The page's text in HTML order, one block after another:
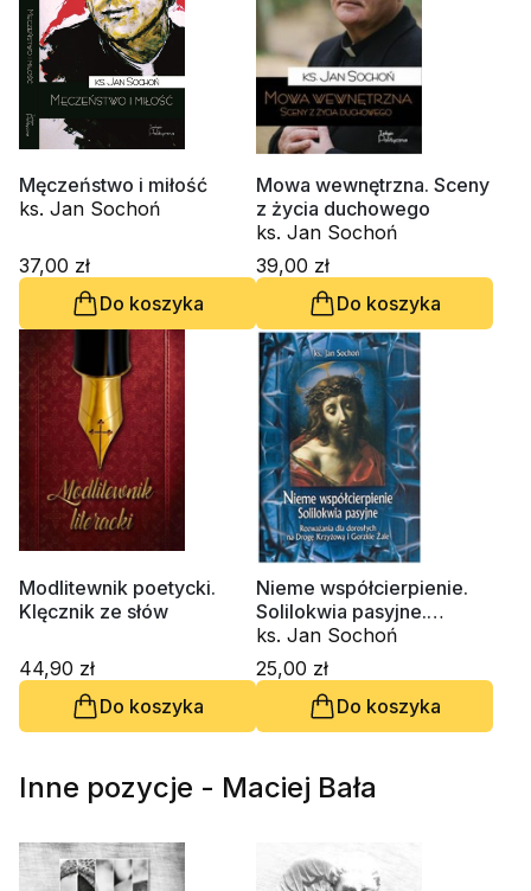
Męczeństwo i miłość
ks. Jan Sochoń
37,00 zł
Do koszyka
Mowa wewnętrzna. Sceny
z życia duchowego
ks. Jan Sochoń
39,00 zł
Do koszyka
Modlitewnik poetycki.
Klęcznik ze słów
44,90 zł
Do koszyka
Nieme współcierpienie.
Solilokwia pasyjne.
Rozważania dla dorosłych
na Drogę Krzyżową i
Gorzkie Żale
ks. Jan Sochoń
25,00 zł
Do koszyka
Inne pozycje - Maciej Bała